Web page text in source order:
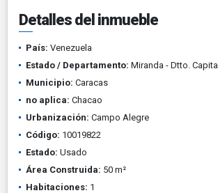
Detalles del inmueble
País: Venezuela
Estado / Departamento: Miranda - Dtto. Capital
Municipio: Caracas
no aplica: Chacao
Urbanización: Campo Alegre
Código: 10019822
Estado: Usado
Área Construida: 50 m²
Habitaciones: 1